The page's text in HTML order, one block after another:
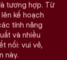
tương hợp. Từ
kế hoạch
tính năng
và nhiều
nối: vui vẻ,
này.